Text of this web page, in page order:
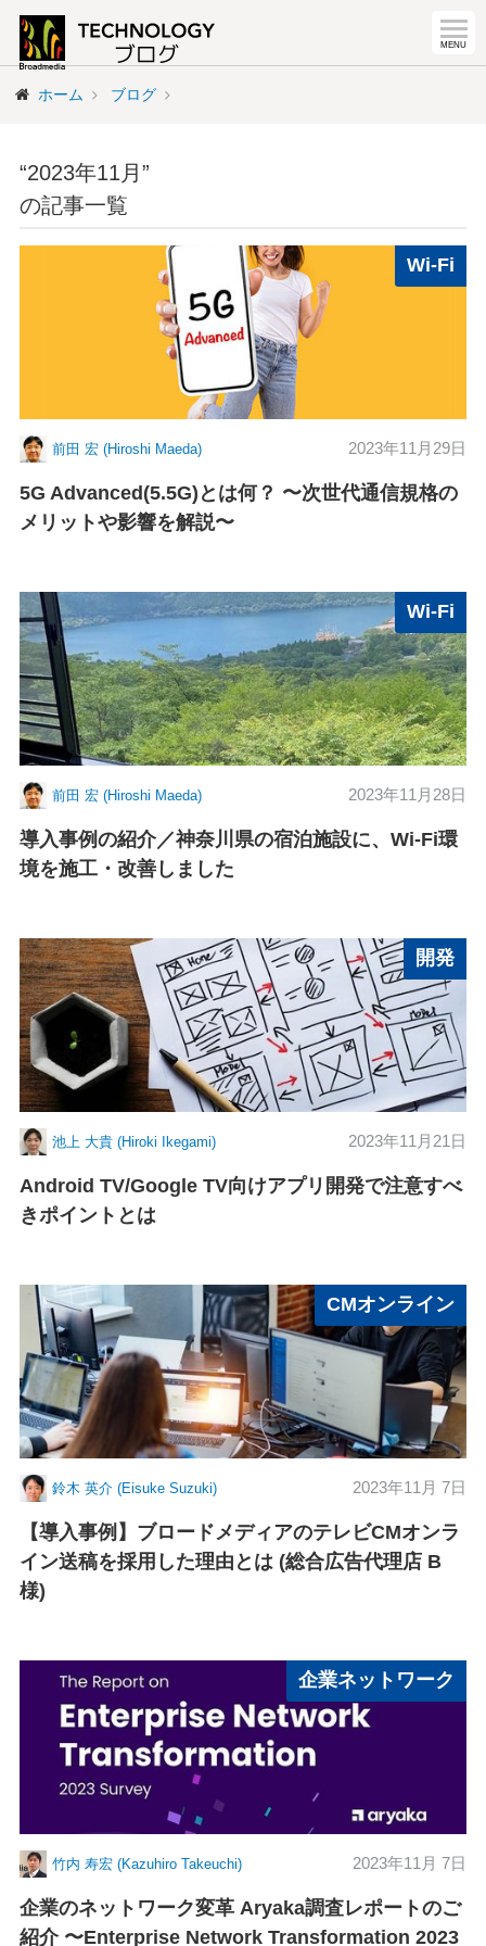
ホーム ブログ
“2023年11月”
の記事一覧
Wi-Fi
前田 宏 (Hiroshi Maeda) 2023年11月29日
5G Advanced(5.5G)とは何？ 〜次世代通信規格の
メリットや影響を解説〜
Wi-Fi
前田 宏 (Hiroshi Maeda) 2023年11月28日
導入事例の紹介／神奈川県の宿泊施設に、Wi-Fi環
境を施工・改善しました
開発
池上 大貴 (Hiroki Ikegami) 2023年11月21日
Android TV/Google TV向けアプリ開発で注意すべ
きポイントとは
CMオンライン
鈴木 英介 (Eisuke Suzuki) 2023年11月 7日
【導入事例】ブロードメディアのテレビCMオンラ
イン送稿を採用した理由とは (総合広告代理店 B
様)
企業ネットワーク
竹内 寿宏 (Kazuhiro Takeuchi) 2023年11月 7日
企業のネットワーク変革 Aryaka調査レポートのご
紹介 〜Enterprise Network Transformation 2023